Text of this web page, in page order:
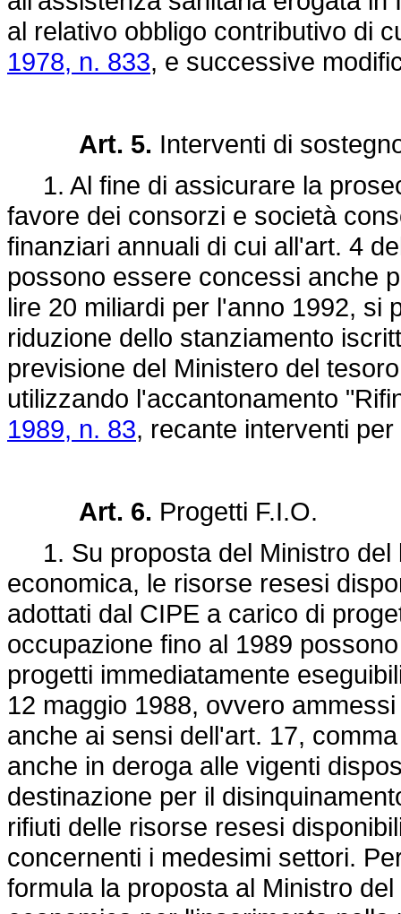
al relativo obbligo contributivo di
1978, n. 833, e successive
Art. 5. Interventi di
1. Al fine di assicurare la
favore dei consorzi e società
finanziari annuali di cui all'art. 4
possono essere concessi anche
lire 20 miliardi per l'anno 1992, si
riduzione dello stanziamento
previsione del Ministero del
utilizzando l'accantonamento
1989, n. 83, recante interventi
Art. 6. Progetti F.I.O.
1. Su proposta del Ministro del
economica, le risorse resesi
adottati dal CIPE a carico di
occupazione fino al 1989
progetti immediatamente
12 maggio 1988, ovvero
anche ai sensi dell'art. 17,
anche in deroga alle vigenti
destinazione per il
rifiuti delle risorse resesi
concernenti i medesimi settori.
formula la proposta al Ministro